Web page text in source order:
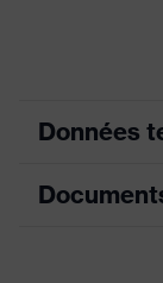
Données
couleur de